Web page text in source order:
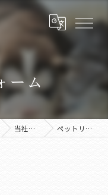
ーム
当社の特徴 ペットリフォーム